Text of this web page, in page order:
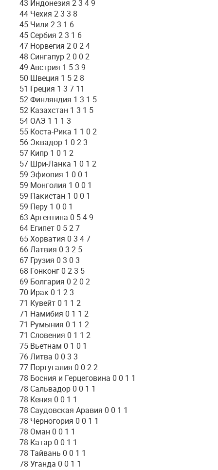
43 Индонезия 2 3 4 9
44 Чехия 2 3 3 8
45 Чили 2 3 1 6
45 Сербия 2 3 1 6
47 Норвегия 2 0 2 4
48 Сингапур 2 0 0 2
49 Австрия 1 5 3 9
50 Швеция 1 5 2 8
51 Греция 1 3 7 11
52 Финляндия 1 3 1 5
52 Казахстан 1 3 1 5
54 ОАЭ 1 1 1 3
55 Коста-Рика 1 1 0 2
56 Эквадор 1 0 2 3
57 Кипр 1 0 1 2
57 Шри-Ланка 1 0 1 2
59 Эфиопия 1 0 0 1
59 Монголия 1 0 0 1
59 Пакистан 1 0 0 1
59 Перу 1 0 0 1
63 Аргентина 0 5 4 9
64 Египет 0 5 2 7
65 Хорватия 0 3 4 7
66 Латвия 0 3 2 5
67 Грузия 0 3 0 3
68 Гонконг 0 2 3 5
69 Болгария 0 2 0 2
70 Ирак 0 1 2 3
71 Кувейт 0 1 1 2
71 Намибия 0 1 1 2
71 Румыния 0 1 1 2
71 Словения 0 1 1 2
75 Вьетнам 0 1 0 1
76 Литва 0 0 3 3
77 Португалия 0 0 2 2
78 Босния и Герцеговина 0 0 1 1
78 Сальвадор 0 0 1 1
78 Кения 0 0 1 1
78 Саудовская Аравия 0 0 1 1
78 Черногория 0 0 1 1
78 Оман 0 0 1 1
78 Катар 0 0 1 1
78 Тайвань 0 0 1 1
78 Уганда 0 0 1 1